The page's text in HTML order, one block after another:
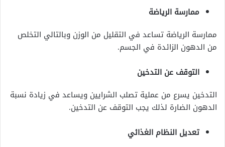
ممارسة الرياضة
ممارسة الرياضة تساعد في التقليل من الوزن وبالتالي التخلص
من الدهون الزائدة في الجسم.
التوقف عن التدخين
التدخين يسرع من عملية تصلب الشرايين ويساعد في زيادة نسبة
الدهون الضارة لذلك يجب التوقف عن التدخين.
تعديل النظام الغذائي